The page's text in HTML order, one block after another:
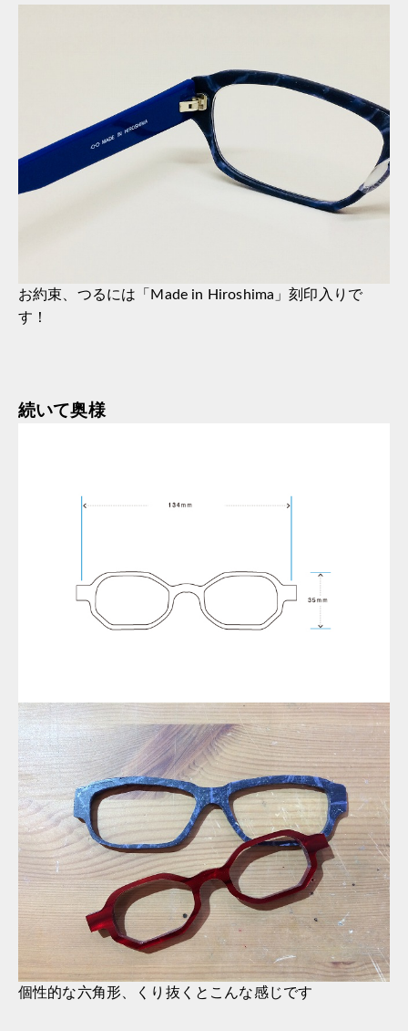
お約束、つるには「Made in Hiroshima」刻印入りで
す！
続いて奥様
個性的な六角形、くり抜くとこんな感じです